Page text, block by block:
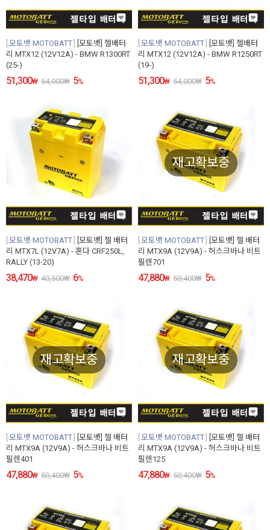
모토뱃 MOTOBATT
[모토뱃] 젤배터
리 MTX12 (12V12A) - BMW R1300RT
(25-)
51,300₩ 54,000₩ 5%
모토뱃 MOTOBATT
[모토뱃] 젤배터
리 MTX12 (12V12A) - BMW R1250RT
(19-)
51,300₩ 54,000₩ 5%
모토뱃 MOTOBATT
[모토뱃] 젤 배터
리 MTX7L (12V7A) - 혼다 CRF250L,
RALLY (13-20)
38,470₩ 40,500₩ 6%
재고확보중
모토뱃 MOTOBATT
[모토뱃] 젤 배터
리 MTX9A (12V9A) - 허스크바나 비트
필렌701
47,880₩ 50,400₩ 5%
재고확보중
모토뱃 MOTOBATT
[모토뱃] 젤 배터
리 MTX9A (12V9A) - 허스크바나 비트
필렌401
47,880₩ 50,400₩ 5%
재고확보중
모토뱃 MOTOBATT
[모토뱃] 젤 배터
리 MTX9A (12V9A) - 허스크바나 비트
필렌125
47,880₩ 50,400₩ 5%